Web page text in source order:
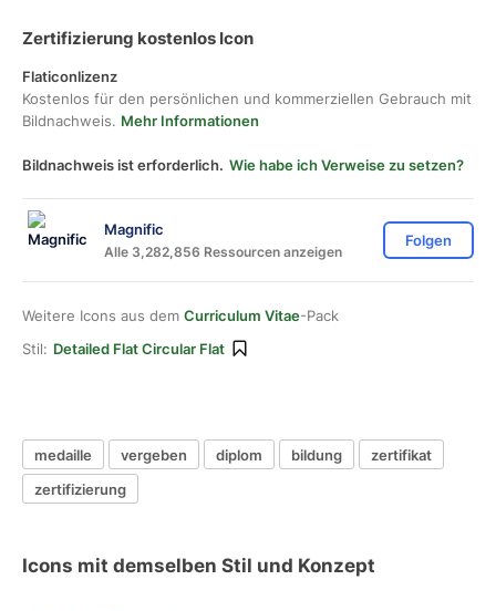
Zertifizierung kostenlos Icon
Flaticonlizenz
Kostenlos für den persönlichen und kommerziellen Gebrauch mit
Bildnachweis. Mehr Informationen
Bildnachweis ist erforderlich. Wie habe ich Verweise zu setzen?
Magnific
Alle 3,282,856 Ressourcen anzeigen
Folgen
Weitere Icons aus dem Curriculum Vitae-Pack
Stil: Detailed Flat Circular Flat
medaille vergeben diplom bildung
zertifikat
zertifizierung
Icons mit demselben Stil und Konzept